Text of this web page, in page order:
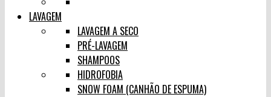
LAVAGEM
LAVAGEM A SECO
PRÉ-LAVAGEM
SHAMPOOS
HIDROFOBIA
SNOW FOAM (CANHÃO DE ESPUMA)